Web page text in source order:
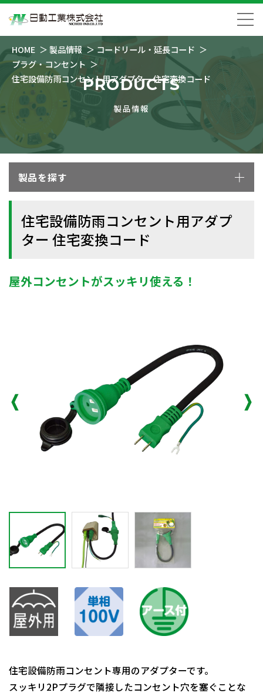
HOME 製品情報
コードリール・延長コード
プラグ・コンセント
住宅設備防雨コンセント用アダプター 住宅変換コード
PRODUCTS
製品情報
製品を探す
住宅設備防雨コンセント用アダプ
ター 住宅変換コード
屋外コンセントがスッキリ使える！
住宅設備防雨コンセント専用のアダプターです。
スッキリ2Pプラグで隣接したコンセント穴を塞ぐことな